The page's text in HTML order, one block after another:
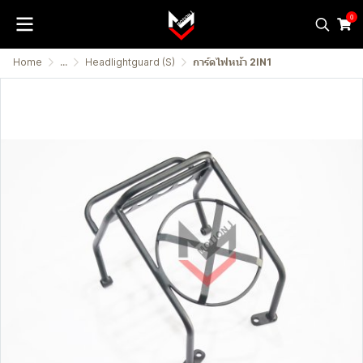
0
Home ... Headlightguard (S) การ์ดไฟหน้า 2IN1